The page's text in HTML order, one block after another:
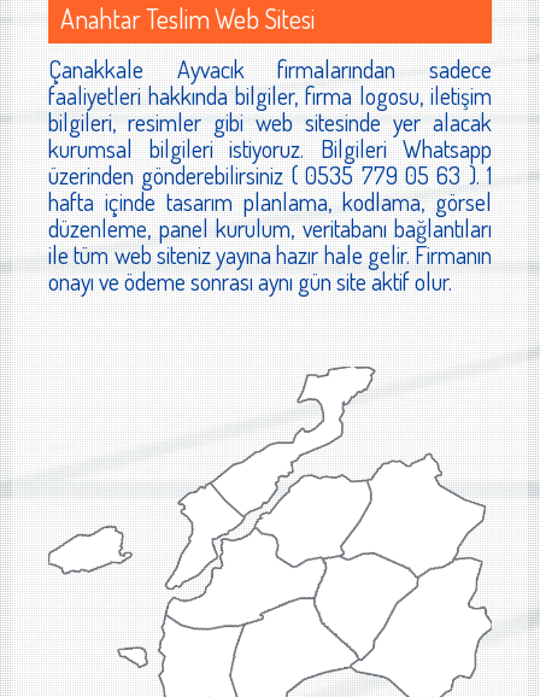
Anahtar Teslim Web Sitesi
Çanakkale Ayvacık firmalarından sadece
faaliyetleri hakkında bilgiler, firma logosu, iletişim
bilgileri, resimler gibi web sitesinde yer alacak
kurumsal bilgileri istiyoruz. Bilgileri Whatsapp
üzerinden gönderebilirsiniz ( 0535 779 05 63 ). 1
hafta içinde tasarım planlama, kodlama, görsel
düzenleme, panel kurulum, veritabanı bağlantıları
ile tüm web siteniz yayına hazır hale gelir. Firmanın
onayı ve ödeme sonrası aynı gün site aktif olur.